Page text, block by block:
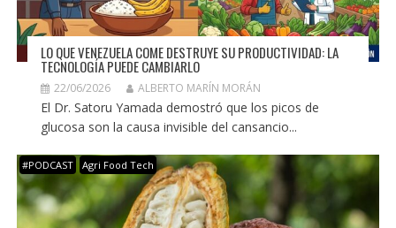
LO QUE VENEZUELA COME DESTRUYE SU PRODUCTIVIDAD: LA
TECNOLOGÍA PUEDE CAMBIARLO
22/06/2026 ALBERTO MARÍN MORÁN
El Dr. Satoru Yamada demostró que los picos de
glucosa son la causa invisible del cansancio...
#PODCAST Agri Food Tech